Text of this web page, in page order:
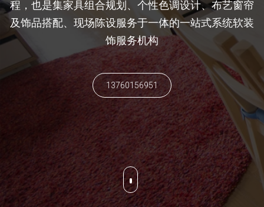
程，也是集家具组合规划、个性色调设计、布艺窗帘
及饰品搭配、现场陈设服务于一体的一站式系统软装
饰服务机构
13760156951